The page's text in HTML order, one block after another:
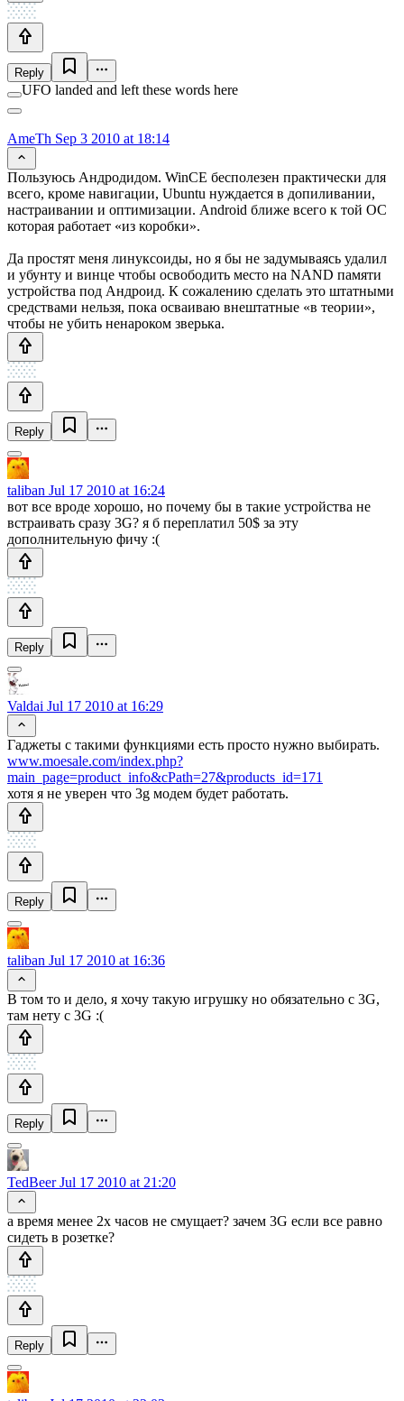
Reply
UFO landed and left these words here
AmeTh Sep 3 2010 at 18:14
Пользуюсь Андродидом. WinCE бесполезен практически для
всего, кроме навигации, Ubuntu нуждается в допиливании,
настраивании и оптимизации. Android ближе всего к той ОС
которая работает «из коробки».
Да простят меня линуксоиды, но я бы не задумываясь удалил
и убунту и винце чтобы освободить место на NAND памяти
устройства под Андроид. К сожалению сделать это штатными
средствами нельзя, пока осваиваю внештатные «в теории»,
чтобы не убить ненароком зверька.
Reply
taliban Jul 17 2010 at 16:24
вот все вроде хорошо, но почему бы в такие устройства не
встраивать сразу 3G? я б переплатил 50$ за эту
дополнительную фичу :(
Reply
Valdai Jul 17 2010 at 16:29
Гаджеты с такими функциями есть просто нужно выбирать.
www.moesale.com/index.php?
main_page=product_info&cPath=27&products_id=171
хотя я не уверен что 3g модем будет работать.
Reply
taliban Jul 17 2010 at 16:36
В том то и дело, я хочу такую игрушку но обязательно с 3G,
там нету с 3G :(
Reply
TedBeerJul 17 2010 at 21:20
а время менее 2х часов не смущает? зачем 3G если все равно
сидеть в розетке?
Reply